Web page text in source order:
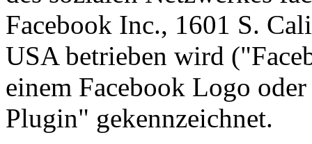
Facebook Inc., 1601 S.
USA betrieben wird
einem Facebook Logo
Plugin" gekennzeichnet.